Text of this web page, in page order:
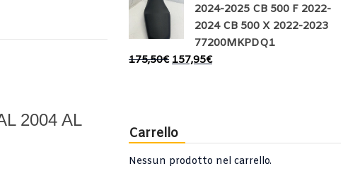
2004 AL
2024-2025 CB 500 F 2022-
2024 CB 500 X 2022-2023
77200MKPDQ1
175,50€ 157,95€
Carrello
Nessun prodotto nel carrello.